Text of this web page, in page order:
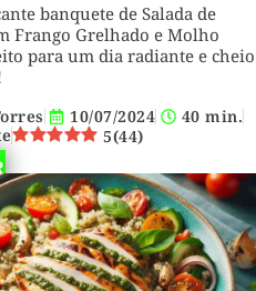
banquete de Salada de
Frango Grelhado e Molho
para um dia radiante e cheio
10/07/2024
40 min.
5(44)